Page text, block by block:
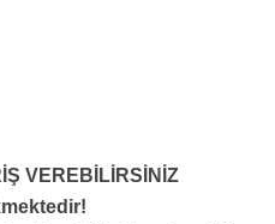
VEREBİLİRSİNİZ